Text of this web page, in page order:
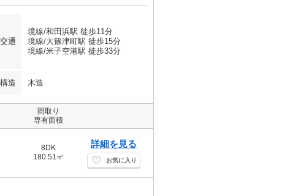
交通
境線/和田浜駅 徒歩11分
境線/大篠津町駅 徒歩15分
境線/米子空港駅 徒歩33分
構造 木造
間取り
専有面積
8DK
180.51㎡
詳細を見る
お気に入り